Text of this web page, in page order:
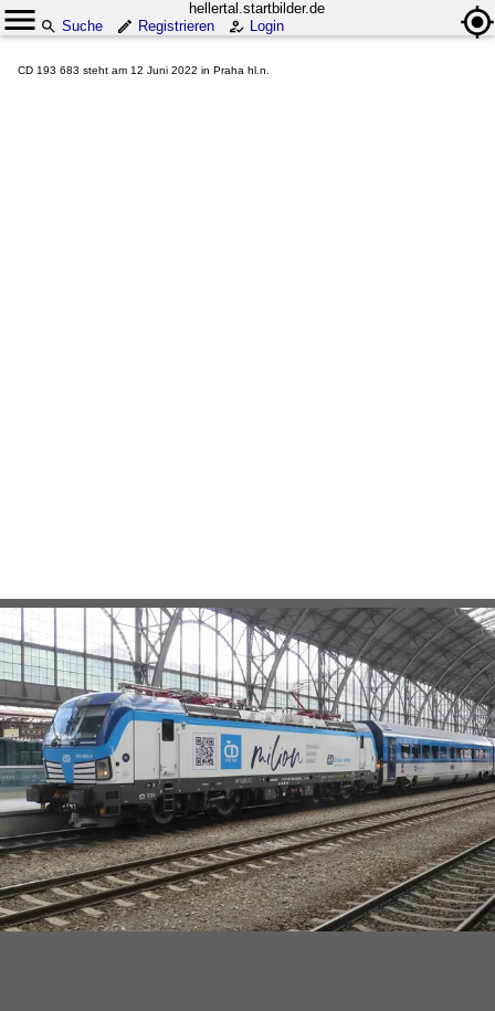
hellertal.startbilder.de
Suche
Registrieren Login
CD 193 683 steht am 12 Juni 2022 in Praha hl.n.